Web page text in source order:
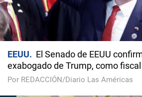
EEUU
El Senado de EEUU
exabogado de Trump, como fiscal
Por REDACCIÓN/Diario Las Américas